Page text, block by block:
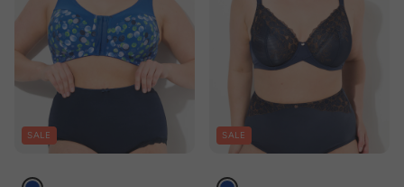
SALE SALE